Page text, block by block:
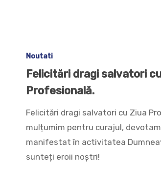
Noutati
Felicitări dragi salvatori
Profesională.
Felicitări dragi salvatori cu Ziua
mulțumim pentru curajul,
manifestat în activitatea
sunteți eroii noștri!